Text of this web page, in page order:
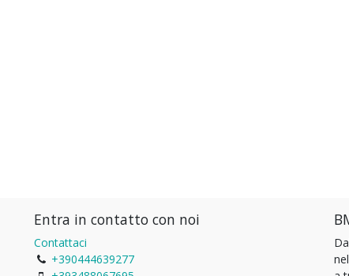
Entra in contatto con noi
Contattaci
+390444639277